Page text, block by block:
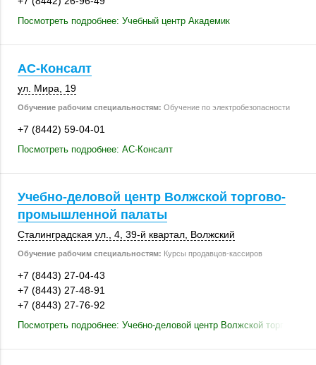
Посмотреть подробнее: Учебный центр Академик
АС-Консалт
ул. Мира, 19
Обучение рабочим специальностям: Обучение по электробезопасности
+7 (8442) 59-04-01
Посмотреть подробнее: АС-Консалт
Учебно-деловой центр Волжской торгово-
промышленной палаты
Сталинградская ул., 4, 39-й квартал Волжский
Обучение рабочим специальностям: Курсы продавцов-кассиров
+7 (8443) 27-04-43
+7 (8443) 27-48-91
+7 (8443) 27-76-92
Посмотреть подробнее: Учебно-деловой центр Волжской торгово-